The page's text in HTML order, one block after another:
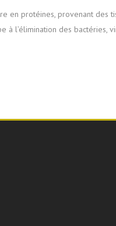
en protéines, provenant des
à l’élimination des bactéries,